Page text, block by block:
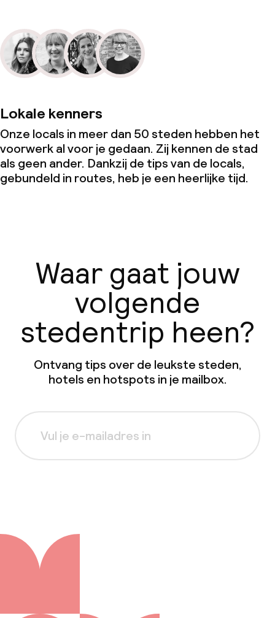
Lokale kenners
Onze locals in meer dan 50 steden hebben het
voorwerk al voor je gedaan. Zij kennen de stad
als geen ander. Dankzij de tips van de locals,
gebundeld in routes, heb je een heerlijke tijd.
Waar gaat jouw
volgende
stedentrip heen?
Ontvang tips over de leukste steden,
hotels en hotspots in je mailbox.